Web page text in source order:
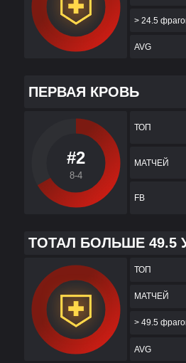
> 24.5
AVG
#2
8-4
ПЕРВАЯ КРОВЬ
ТОП
МАТЧЕЙ
FB
ТОТАЛ БОЛЬШЕ 49.5
ТОП
МАТЧЕЙ
> 49.5
AVG